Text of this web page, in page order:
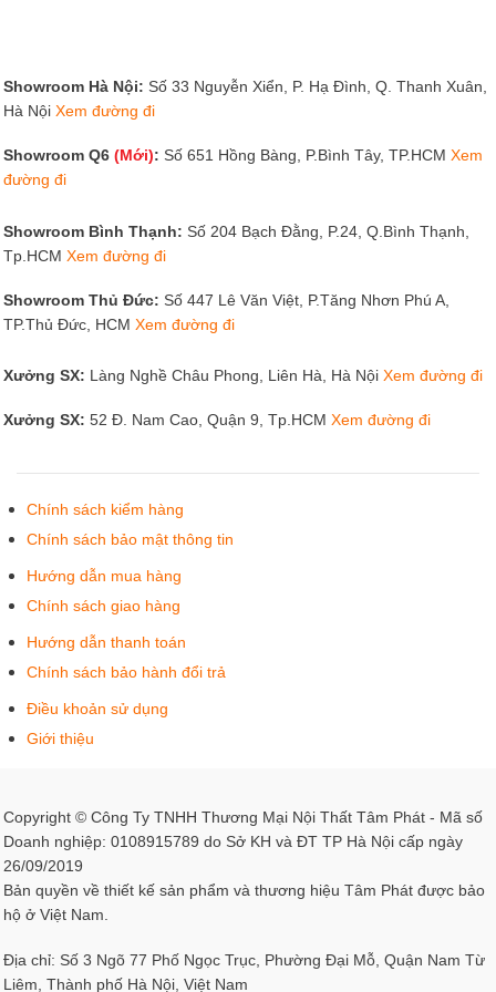
Mỗi loại ghế khác nhau sẽ có kích thước và đặc điểm khác
Ghế tròn xoay spa
Đây là mẫu ghế phổ biến và được sử dụng nhiều nhất
hiện nay. Sản phẩm có thiết kế đơn giản với mặt ghế tròn,
cho người ngồi có thể dễ dàng sử dụng và thao tác mà
không gặp bất cứ khó khăn nào.
Ghế tròn spa có hai loại, loại không có tựa lưng và loại có
tựa lưng. Kích thước ghế thường phổ biến như sau:
Chiều cao: có thể điều chỉnh trong giới hạn từ 48-63cm
Đường kính ghế: 34cm
Chiều dày đệm: 6cm
Ghế xoay: 360 độ
Ghế xoay spa chân mâm
ghế là điểm nhấn với chân mâm phủ rộng, hài hòa với mặt
đệm ghế ngồi. Mẫu ghế được thiết kế đa dạng màu sắc,
thường sử dụng loại tròn và không có tựa lưng. Ngoài việc
sử dụng cho thợ/kỹ thuật viên còn có thể sử dụng cho
Kích thước ghế spa xoay chân mâm:
Chiều cao 45cm, có thể nâng cao lên tới 55cm
Đường kính mặt ghế: 34-35cm
Showroom Hà Nội: Số 33 Nguyễn Xiển, P. Hạ Đình, Q. Thanh Xuân,
Hà Nội Xem đường đi
Showroom Q6 (Mới): Số 651 Hồng Bàng, P.Bình Tây, TP.HCM Xem
đường đi
Showroom Bình Thạnh: Số 204 Bạch Đằng, P.24, Q.Bình Thạnh,
Tp.HCM Xem đường đi
Showroom Thủ Đức: Số 447 Lê Văn Việt, P.Tăng Nhơn Phú A,
TP.Thủ Đức, HCM Xem đường đi
Xưởng SX: Làng Nghề Châu Phong, Liên Hà, Hà Nội Xem đường đi
Xưởng SX: 52 Đ. Nam Cao, Quận 9, Tp.HCM Xem đường đi
Chính sách kiểm hàng
Chính sách bảo mật thông tin
Hướng dẫn mua hàng
Chính sách giao hàng
Hướng dẫn thanh toán
Chính sách bảo hành đổi trả
Điều khoản sử dụng
Giới thiệu
Copyright © Công Ty TNHH Thương Mại Nội Thất Tâm Phát - Mã số
Doanh nghiệp: 0108915789 do Sở KH và ĐT TP Hà Nội cấp ngày
26/09/2019
Bản quyền về thiết kế sản phẩm và thương hiệu Tâm Phát được bảo
hộ ở Việt Nam.
Địa chỉ: Số 3 Ngõ 77 Phố Ngọc Trục, Phường Đại Mỗ, Quận Nam Từ
Liêm, Thành phố Hà Nội, Việt Nam